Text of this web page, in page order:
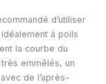
d’utiliser
idéalement à poils
la courbe du
très emmêlés, un
de l’après-